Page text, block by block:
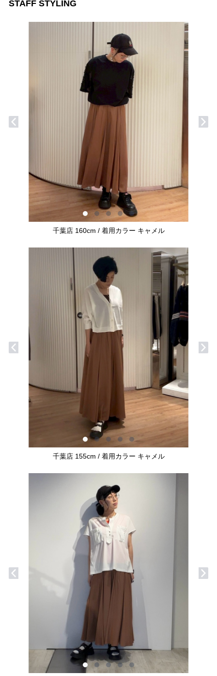
STAFF STYLING
千葉店 160cm / 着用カラー キャメル
千葉店 155cm / 着用カラー キャメル